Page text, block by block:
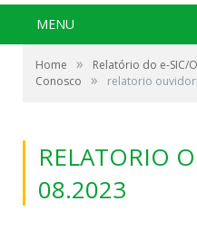
MENU
Home »
Relatório do e-SIC/
Conosco
» relatorio
RELATORIO
08.2023